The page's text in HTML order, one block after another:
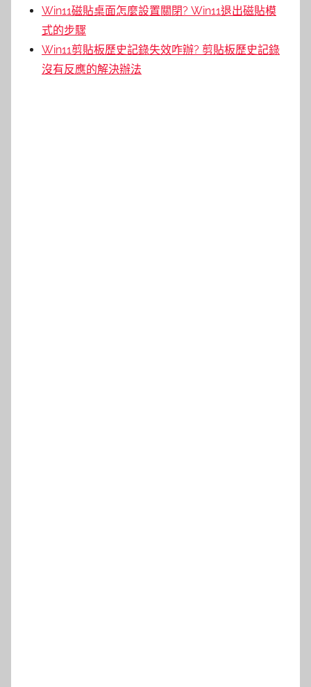
Win11磁貼桌面怎麼設置關閉? Win11退出磁貼模
式的步驟
Win11剪貼板歷史記錄失效咋辦? 剪貼板歷史記錄
沒有反應的解決辦法